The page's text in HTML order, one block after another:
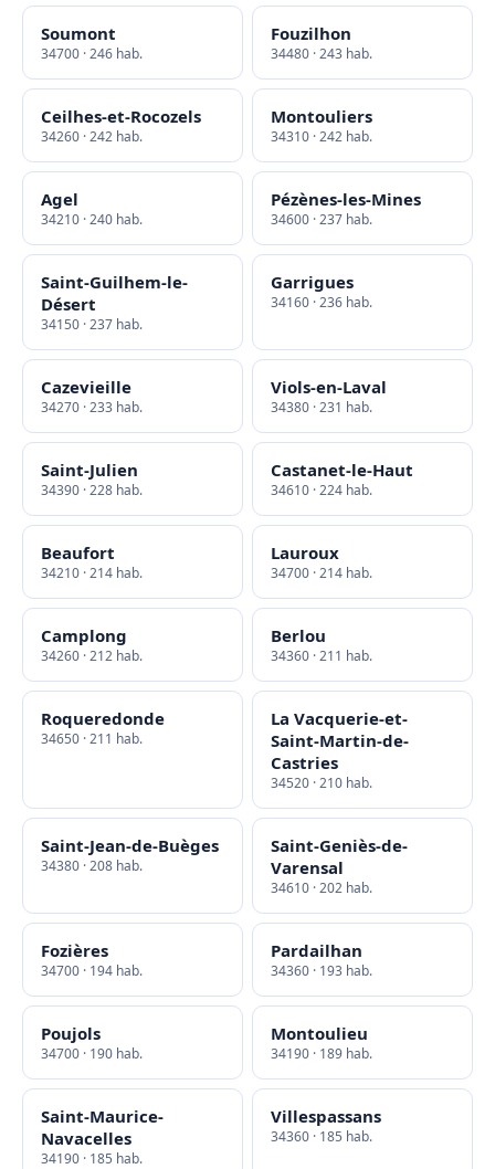
Soumont
34700 · 246 hab.
Fouzilhon
34480 · 243 hab.
Ceilhes-et-Rocozels
34260 · 242 hab.
Montouliers
34310 · 242 hab.
Agel
34210 · 240 hab.
Pézènes-les-Mines
34600 · 237 hab.
Saint-Guilhem-le-
Désert
34150 · 237 hab.
Garrigues
34160 · 236 hab.
Cazevieille
34270 · 233 hab.
Viols-en-Laval
34380 · 231 hab.
Saint-Julien
34390 · 228 hab.
Castanet-le-Haut
34610 · 224 hab.
Beaufort
34210 · 214 hab.
Lauroux
34700 · 214 hab.
Camplong
34260 · 212 hab.
Berlou
34360 · 211 hab.
Roqueredonde
34650 · 211 hab.
La Vacquerie-et-
Saint-Martin-de-
Castries
34520 · 210 hab.
Saint-Jean-de-Buèges
34380 · 208 hab.
Saint-Geniès-de-
Varensal
34610 · 202 hab.
Fozières
34700 · 194 hab.
Pardailhan
34360 · 193 hab.
Poujols
34700 · 190 hab.
Montoulieu
34190 · 189 hab.
Saint-Maurice-
Navacelles
34190 · 185 hab.
Villespassans
34360 · 185 hab.